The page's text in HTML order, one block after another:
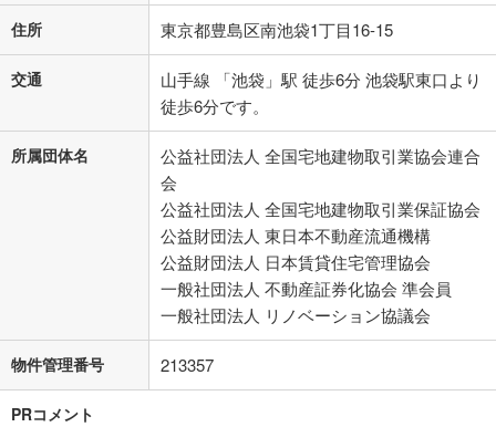
住所 東京都豊島区南池袋1丁目16-15
交通
山手線 「池袋」駅 徒歩6分 池袋駅東口より
徒歩6分です。
所属団体名
公益社団法人 全国宅地建物取引業協会連合
会
公益社団法人 全国宅地建物取引業保証協会
公益財団法人 東日本不動産流通機構
公益財団法人 日本賃貸住宅管理協会
一般社団法人 不動産証券化協会 準会員
一般社団法人 リノベーション協議会
物件管理番号 213357
PRコメント